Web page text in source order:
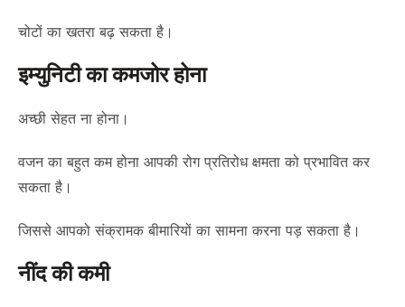
चोटों का खतरा बढ़ सकता है।
इम्युनिटी का कमजोर होना
अच्छी सेहत ना होना।
वजन का बहुत कम होना आपकी रोग प्रतिरोध क्षमता को प्रभावित कर
सकता है।
जिससे आपको संक्रामक बीमारियों का सामना करना पड़ सकता है।
नींद की कमी